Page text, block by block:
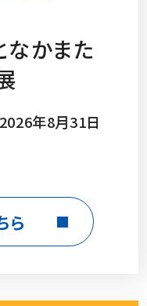
なかまた
年8月31日
ら